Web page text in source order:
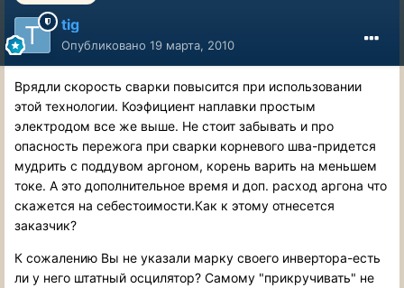
tig
Опубликовано 19 марта, 2010
Врядли скорость сварки повысится при использовании
этой технологии. Коэфициент наплавки простым
электродом все же выше. Не стоит забывать и про
опасность пережога при сварки корневого шва-придется
мудрить с поддувом аргоном, корень варить на меньшем
токе. А это дополнительное время и доп. расход аргона что
скажется на себестоимости.Как к этому отнесется
заказчик?
К сожалению Вы не указали марку своего инвертора-есть
ли у него штатный осцилятор? Самому "прикручивать" не